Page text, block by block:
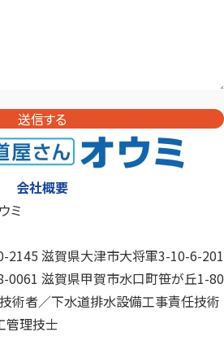
送信する
会社概要
ミ
2145 滋賀県大津市大将軍3-10-6-201
0061 滋賀県甲賀市水口町笹が丘1-80
術者／下水道排水設備工事責任技術
管理技士